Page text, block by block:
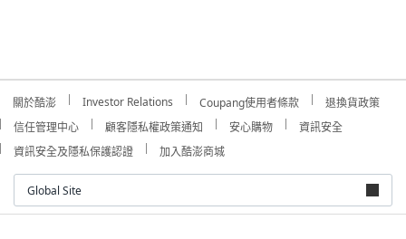
關於酷澎 Investor Relations Coupang使用者條款
退換貨政策
信任管理中心
顧客隱私權政策通知 安心購物
資訊安全
資訊安全及隱私保護認證
加入酷澎商城
Global Site